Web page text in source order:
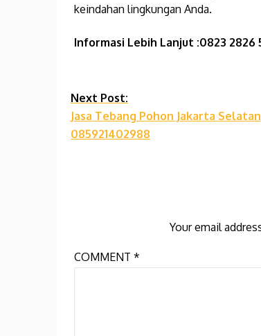
keindahan lingkungan Anda.
Informasi Lebih Lanjut :0823 2826
Continue
Reading
Next Post:
Jasa Tebang Pohon Jakarta Selatan
085921402988
Your email
COMMENT *